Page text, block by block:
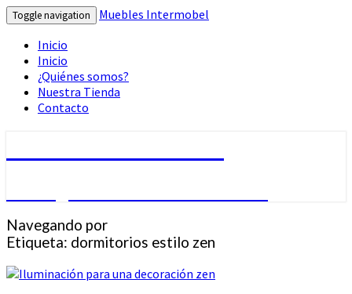
Toggle navigation
Muebles Intermobel
Inicio
Inicio
¿Quiénes somos?
Nuestra Tienda
Contacto
Navegando por
Etiqueta: dormitorios estilo zen